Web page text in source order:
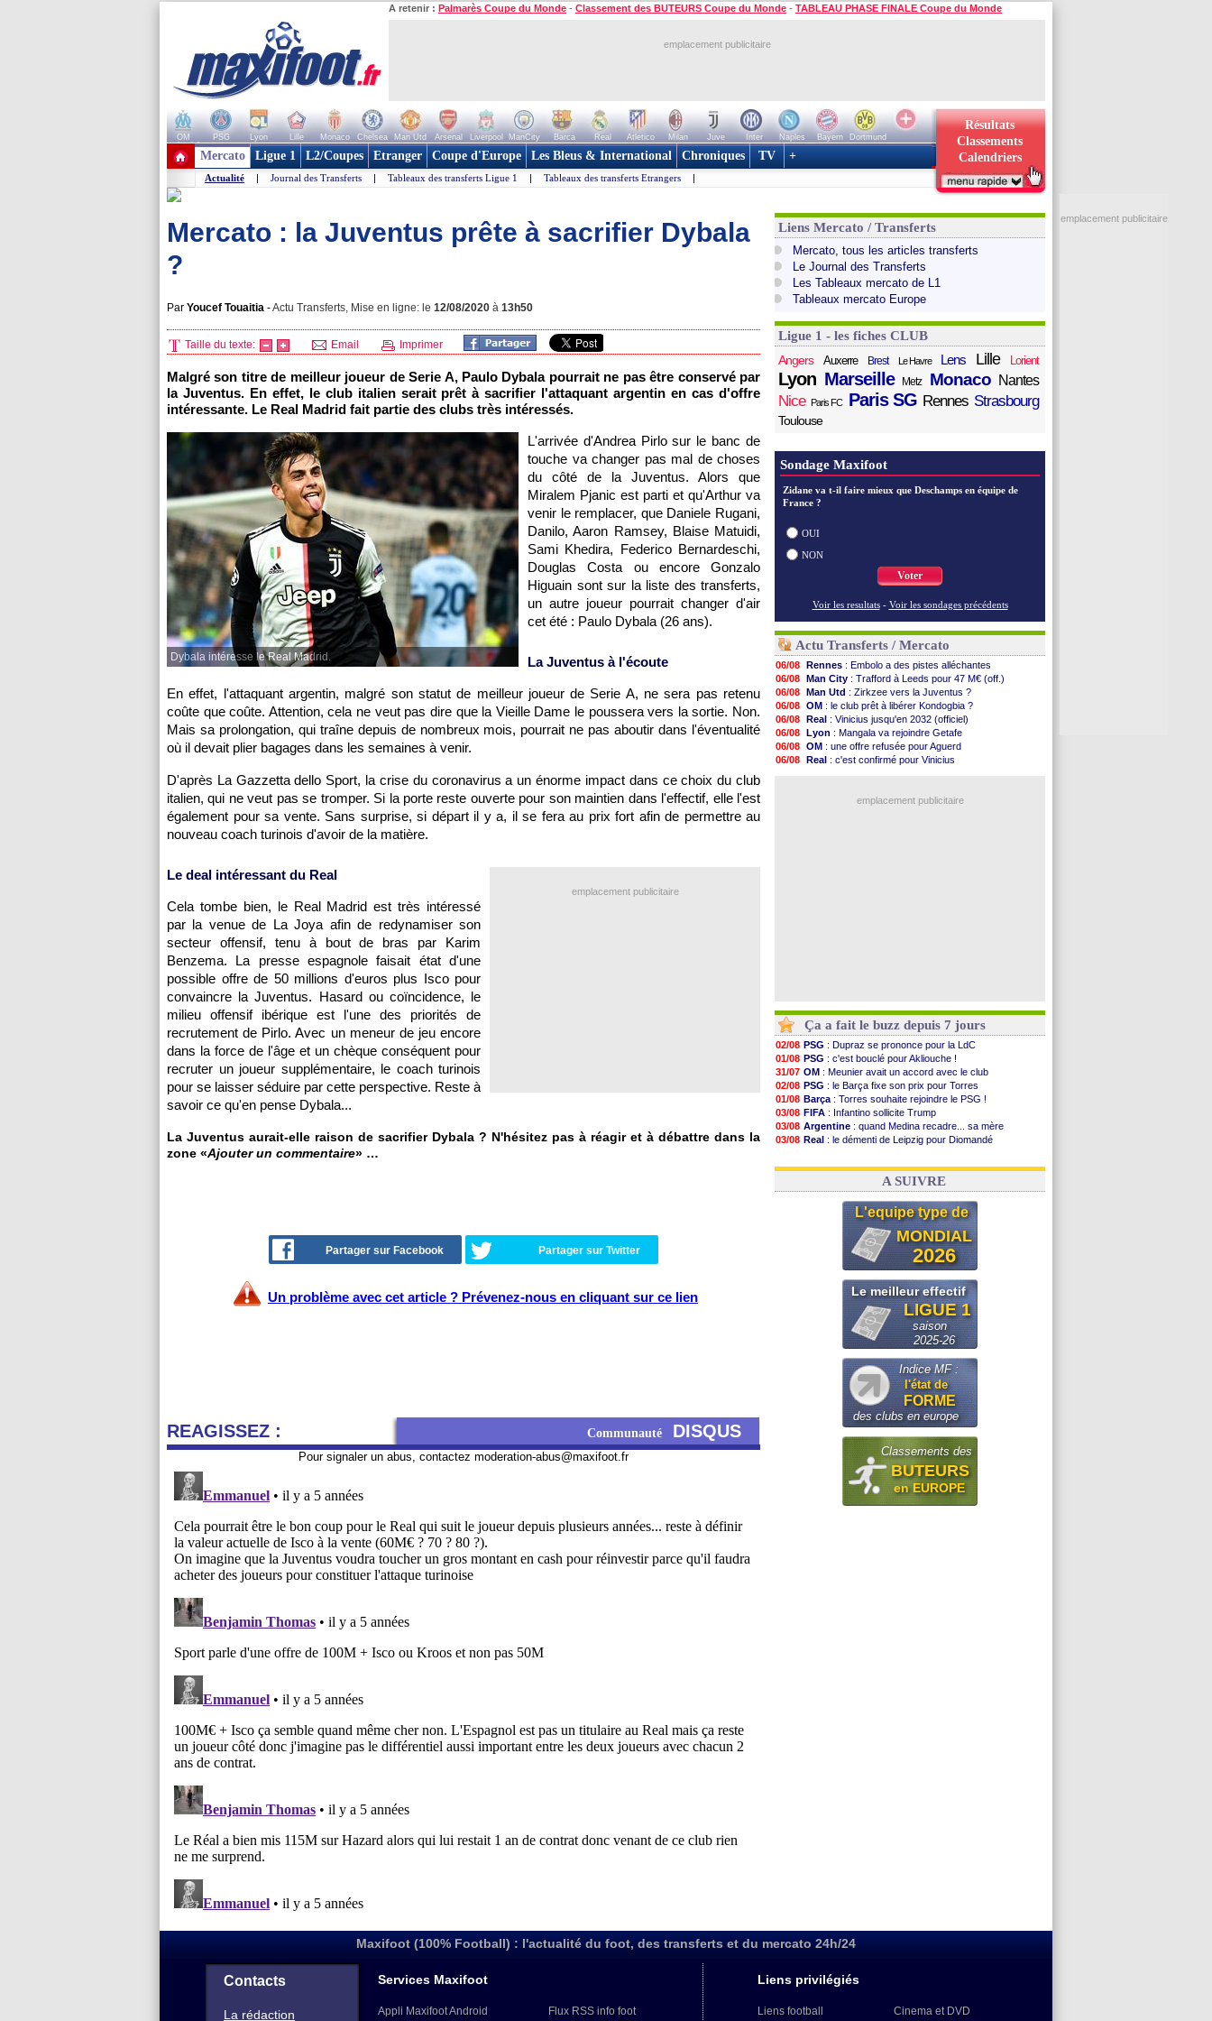
A retenir : Palmarès Coupe du Monde - Classement des BUTEURS Coupe du Monde - TABLEAU PHASE FINALE Coupe du Monde
emplacement publicitaire
OM PSG Lyon Lille Monaco Chelsea Man Utd Arsenal Liverpool ManCity Barca Real Atletico Milan Juve Inter Naples Bayern
Dortmund
+ de clubs
Résultats
Classements
Calendriers
Mercato Ligue 1 L2/Coupes Etranger Coupe d'Europe Les Bleus & International Chroniques TV +
Actualité | Journal des Transferts | Tableaux des transferts Ligue 1 | Tableaux des transferts Etrangers |
Mercato : la Juventus prête à sacrifier Dybala
?
Par Youcef Touaitia -Actu Transferts, Mise en ligne: le 12/08/2020 à 13h50
Taille du texte: Email Imprimer
Malgré son titre de meilleur joueur de Serie A, Paulo Dybala pourrait ne pas être conservé par
la Juventus. En effet, le club italien serait prêt à sacrifier l'attaquant argentin en cas d'offre
intéressante. Le Real Madrid fait partie des clubs très intéressés.
Dybala intéresse le Real Madrid.
L'arrivée d'Andrea Pirlo sur le banc de
touche va changer pas mal de choses
du côté de la Juventus. Alors que
Miralem Pjanic est parti et qu'Arthur va
venir le remplacer, que Daniele Rugani,
Danilo, Aaron Ramsey, Blaise Matuidi,
Sami Khedira, Federico Bernardeschi,
Douglas Costa ou encore Gonzalo
Higuain sont sur la liste des transferts,
un autre joueur pourrait changer d'air
cet été : Paulo Dybala (26 ans).
La Juventus à l'écoute
En effet, l'attaquant argentin, malgré son statut de meilleur joueur de Serie A, ne sera pas retenu
coûte que coûte. Attention, cela ne veut pas dire que la Vieille Dame le poussera vers la sortie. Non.
Mais sa prolongation, qui traîne depuis de nombreux mois, pourrait ne pas aboutir dans l'éventualité
où il devait plier bagages dans les semaines à venir.
D'après La Gazzetta dello Sport, la crise du coronavirus a un énorme impact dans ce choix du club
italien, qui ne veut pas se tromper. Si la porte reste ouverte pour son maintien dans l'effectif, elle l'est
également pour sa vente. Sans surprise, si départ il y a, il se fera au prix fort afin de permettre au
nouveau coach turinois d'avoir de la matière.
emplacement publicitaire
Le deal intéressant du Real
Cela tombe bien, le Real Madrid est très intéressé
par la venue de La Joya afin de redynamiser son
secteur offensif, tenu à bout de bras par Karim
Benzema. La presse espagnole faisait état d'une
possible offre de 50 millions d'euros plus Isco pour
convaincre la Juventus. Hasard ou coïncidence, le
milieu offensif ibérique est l'une des priorités de
recrutement de Pirlo. Avec un meneur de jeu encore
dans la force de l'âge et un chèque conséquent pour
recruter un joueur supplémentaire, le coach turinois
pour se laisser séduire par cette perspective. Reste à
savoir ce qu'en pense Dybala...
La Juventus aurait-elle raison de sacrifier Dybala ? N'hésitez pas à réagir et à débattre dans la
zone «Ajouter un commentaire» …
Partager sur Facebook Partager sur Twitter
Un problème avec cet article ? Prévenez-nous en cliquant sur ce lien
REAGISSEZ : Communauté DISQUS
Pour signaler un abus, contactez moderation-abus@maxifoot.fr
Liens Mercato / Transferts
Mercato, tous les articles transferts
Le Journal des Transferts
Les Tableaux mercato de L1
Tableaux mercato Europe
Ligue 1 - les fiches CLUB
Angers
Auxerre Brest Le Havre Lens Lille Lorient
Lyon Marseille Metz Monaco Nantes
Nice Paris FC Paris SG Rennes Strasbourg
Toulouse
Sondage Maxifoot
Zidane va t-il faire mieux que Deschamps en équipe de
France ?
OUI
NON
Voter
Voir les resultats - Voir les sondages précédents
Actu Transferts / Mercato
06/08 Rennes : Embolo a des pistes alléchantes
06/08 Man City : Trafford à Leeds pour 47 M€ (off.)
06/08 Man Utd : Zirkzee vers la Juventus ?
06/08 OM : le club prêt à libérer Kondogbia ?
06/08 Real : Vinicius jusqu'en 2032 (officiel)
06/08 Lyon : Mangala va rejoindre Getafe
06/08 OM : une offre refusée pour Aguerd
06/08 Real : c'est confirmé pour Vinicius
: une offre pour Bulka
emplacement publicitaire
Ça a fait le buzz depuis 7 jours
02/08 PSG : Dupraz se prononce pour la LdC
01/08 PSG : c'est bouclé pour Akliouche !
31/07 OM : Meunier avait un accord avec le club
02/08 PSG : le Barça fixe son prix pour Torres
01/08 Barça : Torres souhaite rejoindre le PSG !
03/08 FIFA : Infantino sollicite Trump
03/08 Argentine : quand Medina recadre... sa mère
03/08 Real : le démenti de Leipzig pour Diomandé
31/07 FIFA: le conseiller d'Infantino démissionne !
A SUIVRE
L'equipe type de
MONDIAL
2026
Le meilleur effectif
LIGUE 1
saison
2025-26
Indice MF :
l'état de
FORME
des clubs en europe
Classements des
BUTEURS
en EUROPE
emplacement publicitaire
Maxifoot (100% Football) : l'actualité du foot, des transferts et du mercato 24h/24
Contacts
La rédaction
Services Maxifoot
Appli Maxifoot Android Flux RSS info foot
Liens privilégiés
Liens football Cinema et DVD